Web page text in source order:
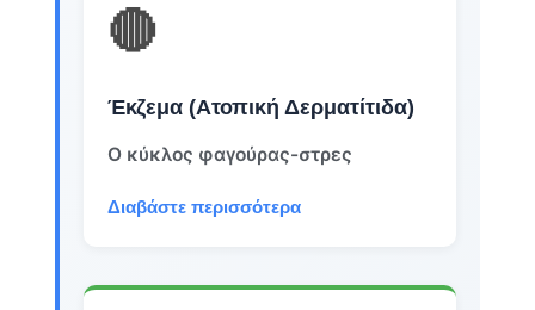
🔴
Έκζεμα (Ατοπική Δερματίτιδα)
Ο κύκλος φαγούρας-στρες
Διαβάστε περισσότερα